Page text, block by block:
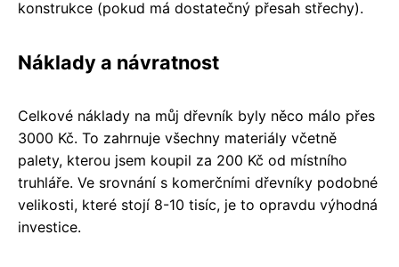
konstrukce (pokud má dostatečný přesah střechy).
Náklady a návratnost
Celkové náklady na můj dřevník byly něco málo přes
3000 Kč. To zahrnuje všechny materiály včetně
palety, kterou jsem koupil za 200 Kč od místního
truhláře. Ve srovnání s komerčními dřevníky podobné
velikosti, které stojí 8-10 tisíc, je to opravdu výhodná
investice.